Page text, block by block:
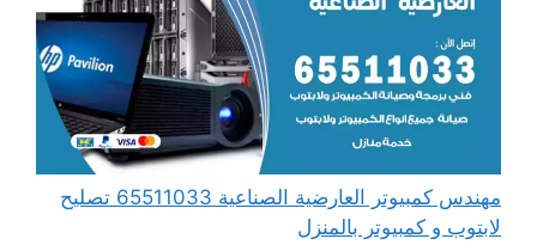
مهندس كمبيوتر العارضية الصناعية 65511033 تصليح
لابتوب و كمبيوتر بالمنزل